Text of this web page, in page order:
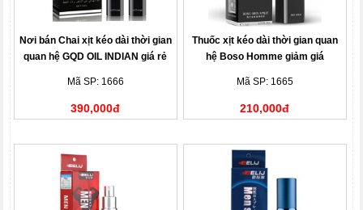
Nơi bán Chai xịt kéo dài thời gian
quan hệ GQD OIL INDIAN giá rẻ
Mã SP: 1666
390,000đ
Thuốc xịt kéo dài thời gian quan
hệ Boso Homme giảm giá
Mã SP: 1665
210,000đ